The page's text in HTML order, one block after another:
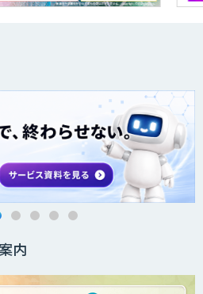
書作成を効率化する生成
AI ホスピタル」
ーメイドAI人材育成研修
for Sales
内